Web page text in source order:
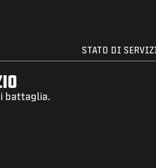
STATO DI
battaglia.